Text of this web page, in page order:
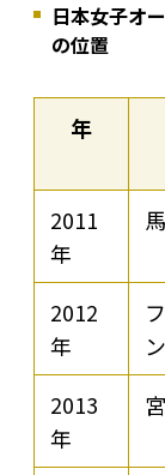
日本女子オ
の位置
年
2011
年
2012
年
ン
2013
年